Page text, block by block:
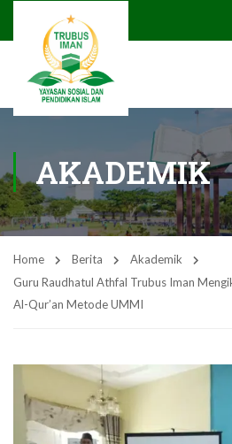
AKADEMIK
Home Berita
Akademik
Guru Raudhatul Athfal Trubus Iman
Al-Qur’an Metode UMMI